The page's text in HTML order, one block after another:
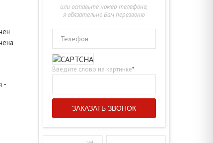
-
или оставьте номер телефона,
я обязательно Вам перезвоню
Телефон
Введите слово на картинке*